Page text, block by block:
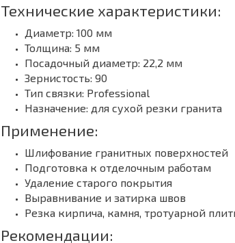
Технические характеристики:
Диаметр: 100 мм
Толщина: 5 мм
Посадочный диаметр: 22,2 мм
Зернистость: 90
Тип связки: Professional
Назначение: для сухой резки гранита
Применение:
Шлифование гранитных поверхностей
Подготовка к отделочным работам
Удаление старого покрытия
Выравнивание и затирка швов
Резка кирпича, камня, тротуарной
Рекомендации: